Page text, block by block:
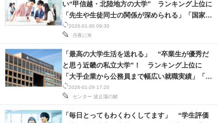
企業向けIT製品の総合サイト
IT製品の技術・比較・事例
製造業のIT導入・活用を支援
モノづくり技術者専門サイト
エレクトロニクス専門サイト
電子設計の基本と応用
2026-01-30 09:30
月夜に米
い“甲信越・北陸地方の大学” ランキング上位に
「先生や生徒同士の関係が深められる」「国家試
験の合格率も高い」の声
2026-01-29 17:20
センター 波止場の鯱
「最高の大学生活を送れる」 “卒業生が優秀だ
と思う近畿の私立大学”！ ランキング上位に
「大手企業から公務員まで幅広い就職実績」「と
にかく設備が凄い」の声
「毎日とってもわくわくしてます」 “学生評価